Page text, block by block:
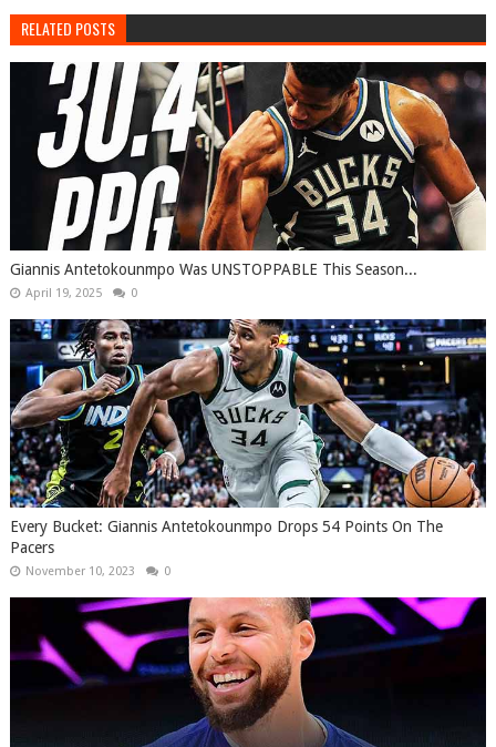
RELATED POSTS
Giannis Antetokounmpo Was UNSTOPPABLE This Season...
April 19, 2025 0
Every Bucket: Giannis Antetokounmpo Drops 54 Points On The
Pacers
November 10, 2023 0